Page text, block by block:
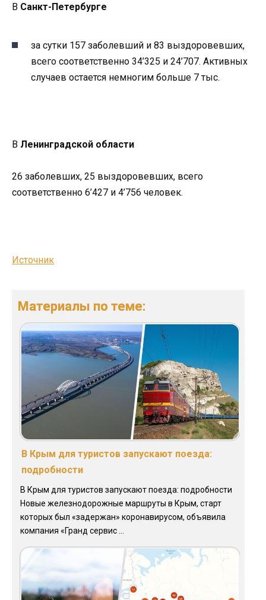
В Санкт-Петербурге
за сутки 157 заболевший и 83 выздоровевших,
всего соответственно 34’325 и 24’707. Активных
случаев остается немногим больше 7 тыс.
В Ленинградской области
26 заболевших, 25 выздоровевших, всего
соответственно 6’427 и 4’756 человек.
Источник
Материалы по теме:
В Крым для туристов запускают поезда:
подробности
В Крым для туристов запускают поезда: подробности
Новые железнодорожные маршруты в Крым, старт
которых был «задержан» коронавирусом, объявила
компания «Гранд сервис ...